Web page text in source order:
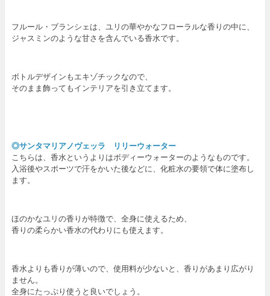
フルール・ブランシェは、ユリの華やかなフローラルな香りの中に、
ジャスミンのような甘さを含んでいる香水です。
ボトルデザインもエキゾチックなので、
そのまま飾ってもインテリアを引き立てます。
◎サンタマリアノヴェッラ リリーウォーター
こちらは、香水というよりはボディーウォーターのようなものです。
入浴後やスポーツで汗をかいた後などに、化粧水の要領で体に塗布し
ます。
ほのかなユリの香りが特徴で、全身に使えるため、
香りの柔らかい香水の代わりにも使えます。
香水よりも香りが薄いので、使用料が少ないと、香りがあまり広がり
ません。
全身にたっぷり使うと良いでしょう。